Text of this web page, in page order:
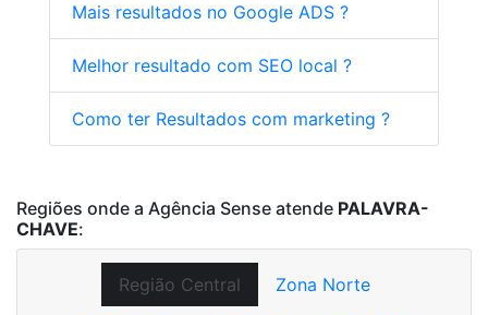
Mais resultados no Google ADS ?
Melhor resultado com SEO local ?
Como ter Resultados com marketing ?
Regiões onde a Agência Sense atende PALAVRA-
CHAVE:
Região Central
Zona Norte